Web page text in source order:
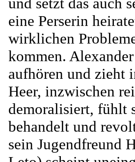
eine Perserin
wirklichen
kommen.
aufhören und zieht
Heer, inzwischen
demoralisiert, fühlt
behandelt und
sein Jugendfreund